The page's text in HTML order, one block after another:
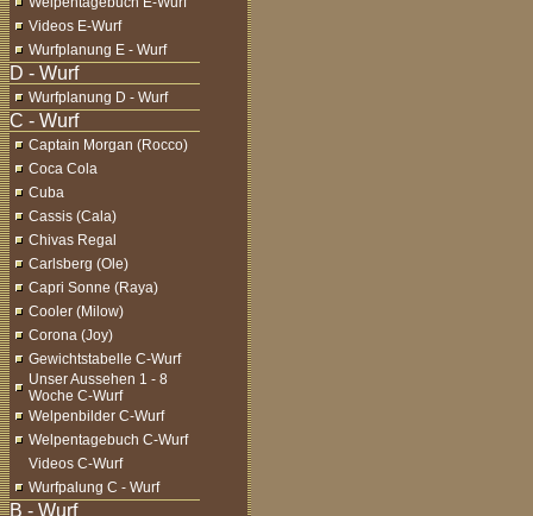
Videos E-Wurf
Wurfplanung E - Wurf
Wurfplanung D - Wurf
Captain Morgan (Rocco)
Coca Cola
Cuba
Cassis (Cala)
Chivas Regal
Carlsberg (Ole)
Capri Sonne (Raya)
Cooler (Milow)
Corona (Joy)
Gewichtstabelle C-Wurf
Unser Aussehen 1 - 8
Woche C-Wurf
Welpenbilder C-Wurf
Welpentagebuch C-Wurf
Videos C-Wurf
Wurfpalung C - Wurf